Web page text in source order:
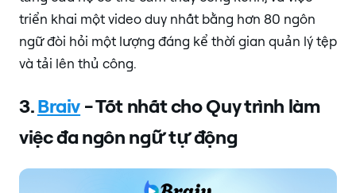
triển khai một video duy nhất bằng hơn 80 ngôn
ngữ đòi hỏi một lượng đáng kể thời gian quản lý tệp
và tải lên thủ công.
3.Braiv - Tốt nhất cho Quy trình làm
việc đa ngôn ngữ tự động